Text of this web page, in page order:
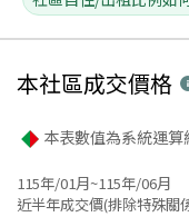
本社區成交價格
本表數值為系統運
115年/01月~115年/06月
近半年成交價(排除特殊關